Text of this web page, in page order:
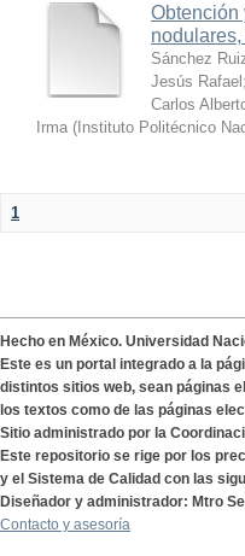
Obtención
Sánchez
Jesús Rafael ;
Carlos
Irma ( Instituto Politécnico
1
Hecho en México. Universidad
Este es un portal integrado a la
distintos sitios web, sean páginas
los textos como de las páginas
Sitio administrado por la
Este repositorio se rige por los
y el Sistema de Calidad con las
Diseñador y administrador: Mtro
Contacto y asesoría